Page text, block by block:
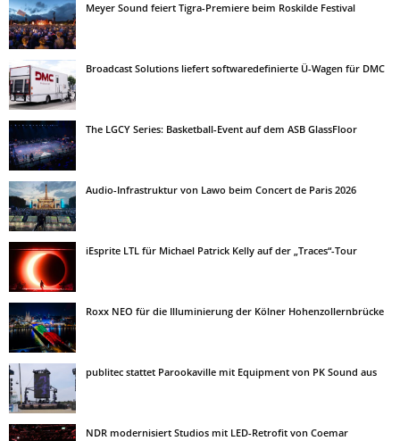
Meyer Sound feiert Tigra-Premiere beim Roskilde Festival
Broadcast Solutions liefert softwaredefinierte Ü-Wagen für DMC
The LGCY Series: Basketball-Event auf dem ASB GlassFloor
Audio-Infrastruktur von Lawo beim Concert de Paris 2026
iEsprite LTL für Michael Patrick Kelly auf der „Traces“-Tour
Roxx NEO für die Illuminierung der Kölner Hohenzollernbrücke
publitec stattet Parookaville mit Equipment von PK Sound aus
NDR modernisiert Studios mit LED-Retrofit von Coemar